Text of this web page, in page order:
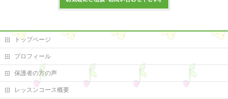
トップページ
プロフィール
保護者の方の声
レッスンコース概要